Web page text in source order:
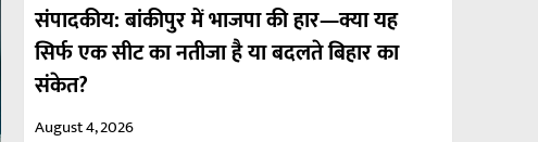
संपादकीय: बांकीपुर में भाजपा की हार—क्या यह
सिर्फ एक सीट का नतीजा है या बदलते बिहार का
संकेत?
August 4, 2026